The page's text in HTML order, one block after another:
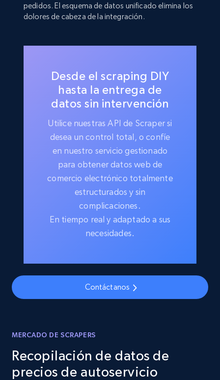
pedidos. El esquema de datos unificado elimina los
dolores de cabeza de la integración.
Desde el scraping DIY
hasta la entrega de
datos sin intervención
Utilice nuestras API de Scraper si
desea un control total, o confíe
en nuestro servicio gestionado
para obtener datos web de
comercio electrónico totalmente
estructurados y sin
complicaciones.
En tiempo real y adaptado a sus
necesidades.
Contáctanos
MERCADO DE SCRAPERS
Recopilación de datos de
precios de autoservicio